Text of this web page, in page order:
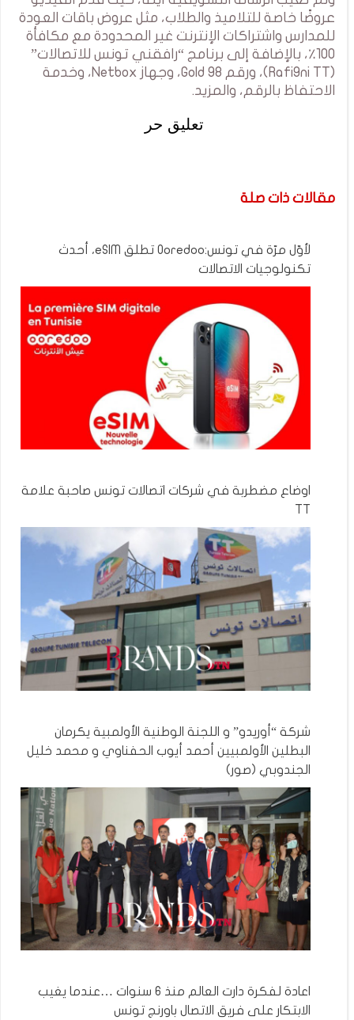
عروضًا خاصة للتلاميذ والطلاب، مثل عروض باقات العودة
للمدارس واشتراكات الإنترنت غير المحدودة مع مكافأة
100٪، بالإضافة إلى برنامج “رافقني تونس للاتصالات”
(Rafi9ni TT)، ورقم Gold 98، وجهاز Netbox، وخدمة
الاحتفاظ بالرقم، والمزيد.
تعليق حر
مقالات ذات صلة
لأوّل مرّة في تونس:Ooredoo تطلق eSIM، أحدث
تكنولوجيات الاتصالات
اوضاع مضطربة في شركات اتصالات تونس صاحبة علامة
TT
شركة “أوريدو” و اللجنة الوطنية الأولمبية يكرمان
البطلين الأولمبيين أحمد أيوب الحفناوي و محمد خليل
الجندوبي (صور)
اعادة لفكرة دارت العالم منذ 6 سنوات …عندما يغيب
الابتكار على فريق الاتصال باورنج تونس